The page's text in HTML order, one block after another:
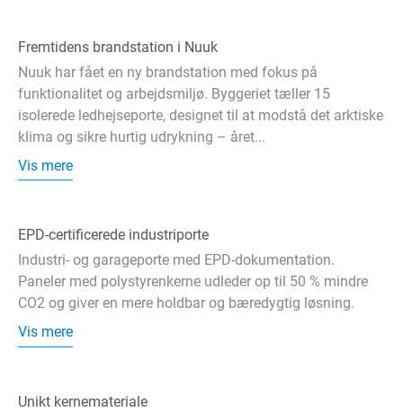
Fremtidens brandstation i Nuuk
Nuuk har fået en ny brandstation med fokus på
funktionalitet og arbejdsmiljø. Byggeriet tæller 15
isolerede ledhejseporte, designet til at modstå det arktiske
klima og sikre hurtig udrykning – året...
Vis mere
EPD-certificerede industriporte
Industri- og garageporte med EPD-dokumentation.
Paneler med polystyrenkerne udleder op til 50 % mindre
CO2 og giver en mere holdbar og bæredygtig løsning.
Vis mere
Unikt kernemateriale